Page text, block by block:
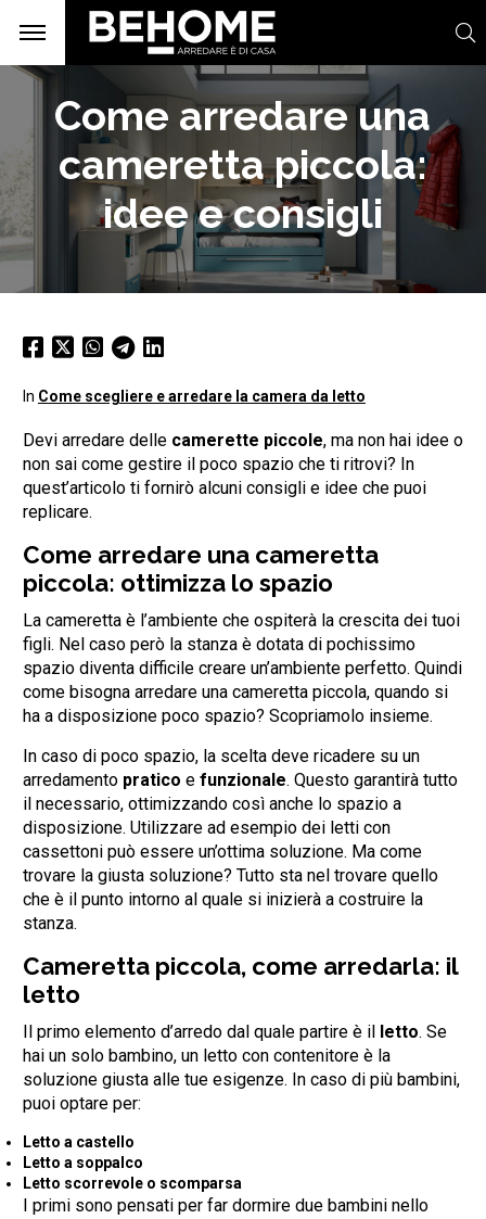
Come arredare una
cameretta piccola:
idee e consigli
In Come scegliere e arredare la camera da letto
Devi arredare delle camerette piccole, ma non hai idee o
non sai come gestire il poco spazio che ti ritrovi? In
quest’articolo ti fornirò alcuni consigli e idee che puoi
replicare.
Come arredare una cameretta
piccola: ottimizza lo spazio
La cameretta è l’ambiente che ospiterà la crescita dei tuoi
figli. Nel caso però la stanza è dotata di pochissimo
spazio diventa difficile creare un’ambiente perfetto. Quindi
come bisogna arredare una cameretta piccola, quando si
ha a disposizione poco spazio? Scopriamolo insieme.
In caso di poco spazio, la scelta deve ricadere su un
arredamento pratico e funzionale. Questo garantirà tutto
il necessario, ottimizzando così anche lo spazio a
disposizione. Utilizzare ad esempio dei letti con
cassettoni può essere un’ottima soluzione. Ma come
trovare la giusta soluzione? Tutto sta nel trovare quello
che è il punto intorno al quale si inizierà a costruire la
stanza.
Cameretta piccola, come arredarla: il
letto
Il primo elemento d’arredo dal quale partire è il letto. Se
hai un solo bambino, un letto con contenitore è la
soluzione giusta alle tue esigenze. In caso di più bambini,
puoi optare per:
Letto a castello
Letto a soppalco
Letto scorrevole o scomparsa
I primi sono pensati per far dormire due bambini nello